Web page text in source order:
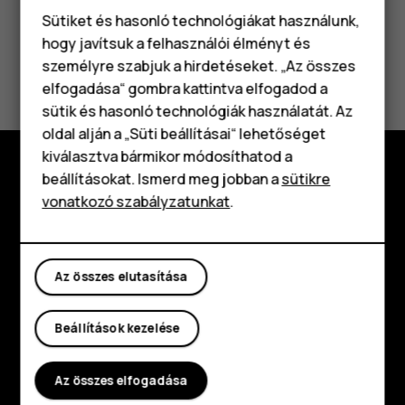
Okostelefonok
Klasszikus telefonok
Tartozékok
Táblagépek
Hasznosnak találtad?
Igen Nem
Fedezd fel
Planet and people
Támogatás
FacebookInstagram
TiktokYoutube
Sütiket és hasonló technológiákat használunk,
hogy javítsuk a felhasználói élményt és
személyre szabjuk a hirdetéseket. „Az összes
elfogadása“ gombra kattintva elfogadod a
sütik és hasonló technológiák használatát. Az
oldal alján a „Süti beállításai“ lehetőséget
kiválasztva bármikor módosíthatod a
beállításokat. Ismerd meg jobban asütikre
vonatkozó szabályzatunkat.
Az összes elutasítása
Beállítások kezelése
Az összes elfogadása